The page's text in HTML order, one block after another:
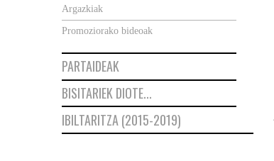
Argazkiak
Promoziorako bideoak
PARTAIDEAK
BISITARIEK DIOTE...
IBILTARITZA (2015-2019)